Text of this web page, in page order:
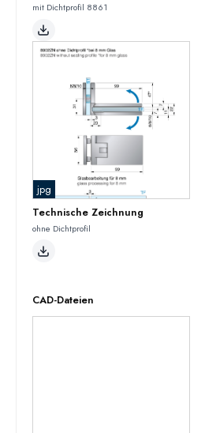
mit Dichtprofil 8861
jpg
Technische Zeichnung
ohne Dichtprofil
CAD-Dateien